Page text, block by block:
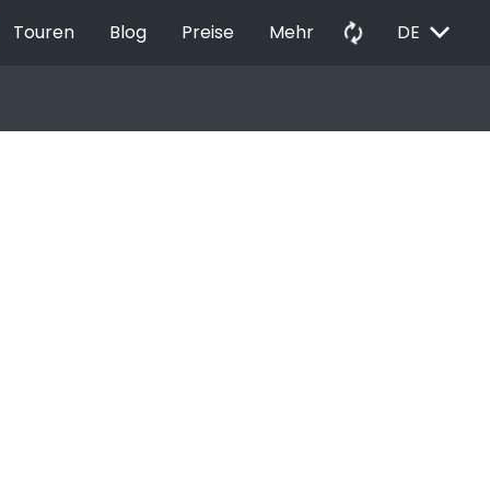
Touren Blog Preise Mehr autorenew DE EXPAND_MORE